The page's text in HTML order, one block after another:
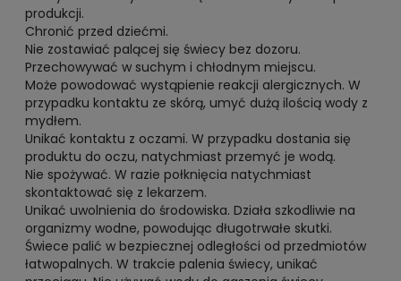
produkcji.
Chronić przed dziećmi.
Nie zostawiać palącej się świecy bez dozoru.
Przechowywać w suchym i chłodnym miejscu.
Może powodować wystąpienie reakcji alergicznych. W
przypadku kontaktu ze skórą, umyć dużą ilością wody z
mydłem.
Unikać kontaktu z oczami. W przypadku dostania się
produktu do oczu, natychmiast przemyć je wodą.
Nie spożywać. W razie połknięcia natychmiast
skontaktować się z lekarzem.
Unikać uwolnienia do środowiska. Działa szkodliwie na
organizmy wodne, powodując długotrwałe skutki.
Świece palić w bezpiecznej odległości od przedmiotów
łatwopalnych. W trakcie palenia świecy, unikać